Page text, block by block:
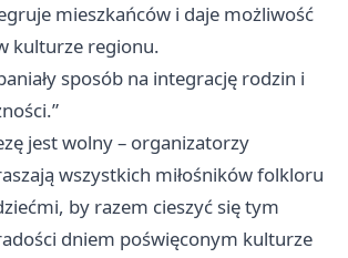
mieszkańców i daje możliwość
kulturze regionu.
sposób na integrację rodzin i
jest wolny – organizatorzy
wszystkich miłośników folkloru
by razem cieszyć się tym
dniem poświęconym kulturze